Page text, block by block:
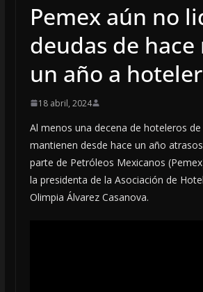
Pemex aún no
deudas de hace
un año a
18 abril, 2024
Al menos una decena de hoteleros de
mantienen desde hace un año
parte de Petróleos Mexicanos
la presidenta de la Asociación de
Olimpia Álvarez Casanova.